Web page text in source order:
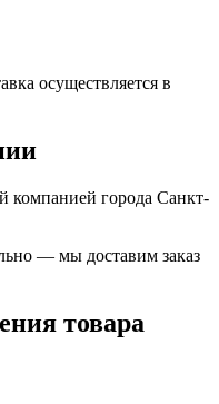
осуществляется в
компанией города Санкт-
— мы доставим заказ
товара